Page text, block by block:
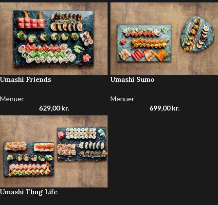
Umashi Friends
Menuer
629,00kr.
Umashi Sumo
Menuer
699,00kr.
Umashi Thug Life